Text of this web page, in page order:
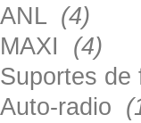
ANL (4)
MAXI (4)
Suportes de
Auto-radio